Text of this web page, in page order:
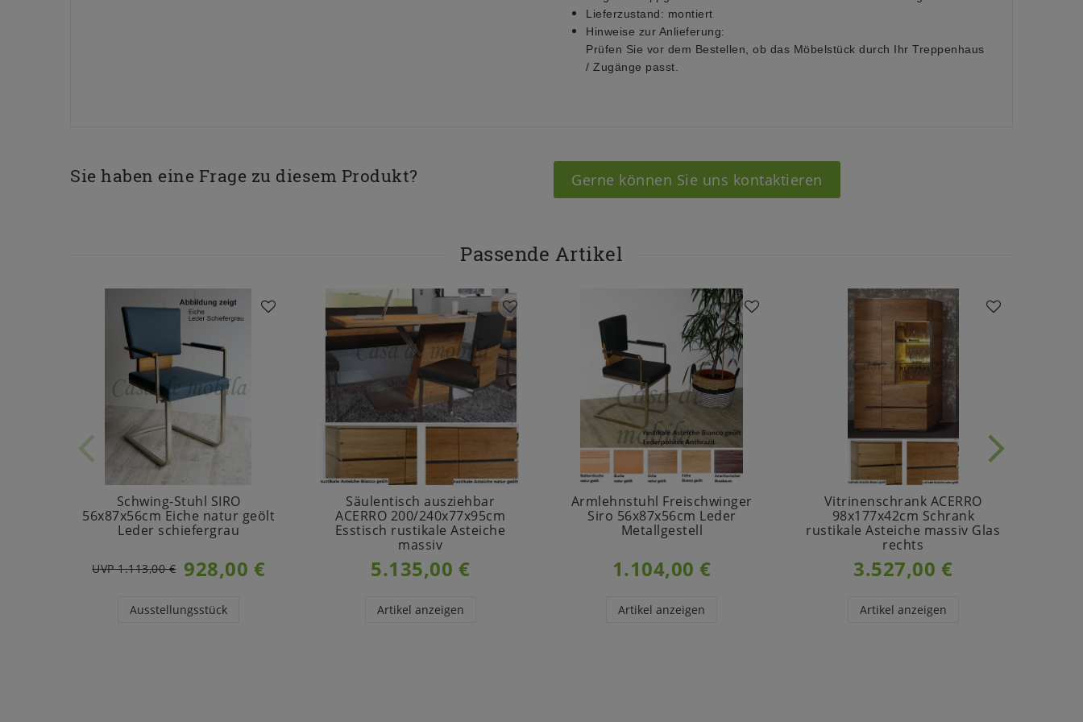
Lieferzustand: montiert
Hinweise zur Anlieferung:
Prüfen Sie vor dem Bestellen, ob das Möbelstück durch Ihr Treppenhaus
/ Zugänge passt.
Sie haben eine Frage zu diesem Produkt? Gerne können Sie uns kontaktieren
Passende Artikel
Schwing-Stuhl SIRO
56x87x56cm Eiche natur geölt
Leder schiefergrau
UVP 1.113,00 € 928,00 €
Ausstellungsstück
Säulentisch ausziehbar
ACERRO 200/240x77x95cm
Esstisch rustikale Asteiche
massiv
5.135,00 €
Artikel anzeigen
Armlehnstuhl Freischwinger
Siro 56x87x56cm Leder
Metallgestell
1.104,00 €
Artikel anzeigen
Vitrinenschrank ACERRO
98x177x42cm Schrank
rustikale Asteiche massiv Glas
rechts
3.527,00 €
Artikel anzeigen